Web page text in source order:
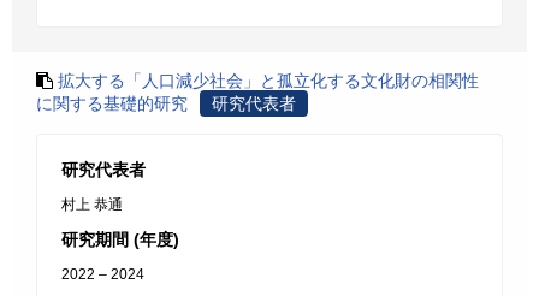
拡大する「人口減少社会」と孤立化する文化財の相関性
に関する基礎的研究
研究代表者
研究代表者
村上 恭通
研究期間 (年度)
2022 – 2024